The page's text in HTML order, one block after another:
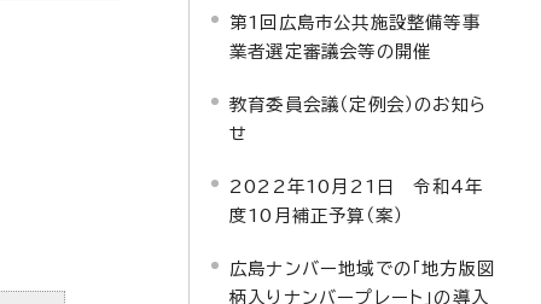
第1回広島市公共施設整備等事
業者選定審議会等の開催
教育委員会議（定例会）のお知ら
せ
2022年10月21日 令和4年
度10月補正予算（案）
広島ナンバー地域での「地方版図
柄入りナンバープレート」の導入